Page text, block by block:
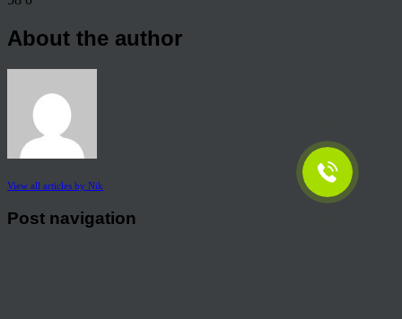
About the author
View all articles by Nik
Post navigation